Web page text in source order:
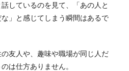
しているのを見て、「あの人と
」と感じてしまう瞬間はあるで
友人や、趣味や職場が同じ人だ
は仕方ありません。